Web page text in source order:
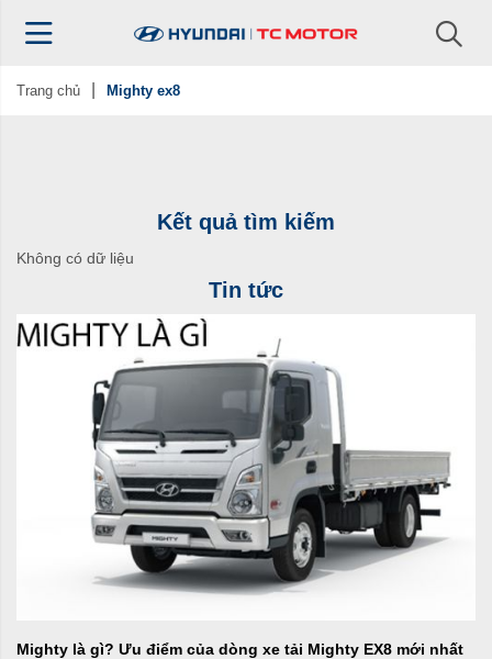
Trang chủ Mighty ex8
Kết quả tìm kiếm
Không có dữ liệu
Tin tức
Mighty là gì? Ưu điểm của dòng xe tải Mighty EX8 mới nhất